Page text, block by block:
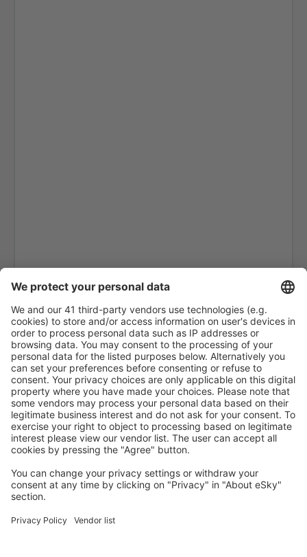
Molde Aro (MOL)
Mosjoen Airport (MJF)
Oslo
Namsos Airport (OSY)
Orland (OLA)
Hovden Orsta-Volda (HOV)
Oslo
Roros Airport (RRS)
Rorvik Airport (RVK)